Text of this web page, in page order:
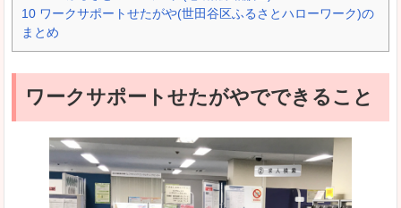
10 ワークサポートせたがや(世田谷区ふるさとハローワーク)の
まとめ
ワークサポートせたがやでできること